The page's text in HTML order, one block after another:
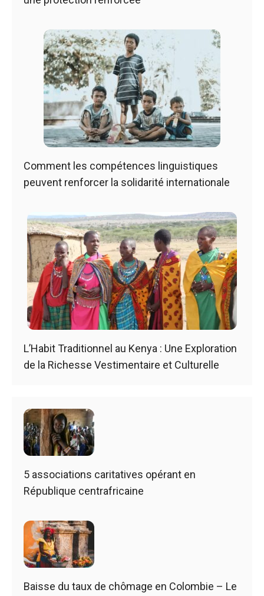
Comment les compétences linguistiques
peuvent renforcer la solidarité internationale
L’Habit Traditionnel au Kenya : Une Exploration
de la Richesse Vestimentaire et Culturelle
5 associations caritatives opérant en
République centrafricaine
Baisse du taux de chômage en Colombie – Le